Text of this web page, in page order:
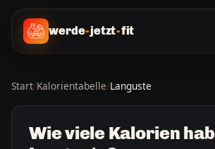
werde-jetzt-fit
Start/Kalorientabelle/Languste
Wie viele Kalorien